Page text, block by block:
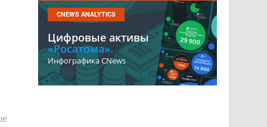
CNEWS ANALYTICS
Цифровые активы
«Росатома».
Инфографика CNews